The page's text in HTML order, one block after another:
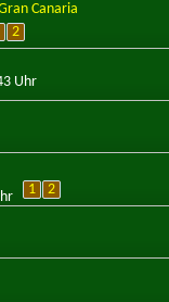
Canaria
2
Uhr
1 2